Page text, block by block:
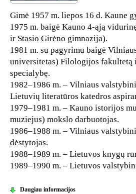
Gimė 1957 m. liepos 16 d. Kaune
1975 m. baigė Kauno 4-ąją
ir Stasio Girėno gimnazija).
1981 m. su pagyrimu baigė
universitetas) Filologijos
specialybę.
1982–1986 m. – Vilniaus
Lietuvių literatūros katedros
1979–1981 m. – Kauno istorijos
muziejus) mokslo darbuotojas.
1986–1988 m. – Vilniaus
dėstytojas.
1988–1989 m. – Lietuvos knygų
1989–1990 m. – Lietuvos
Daugiau informacijos